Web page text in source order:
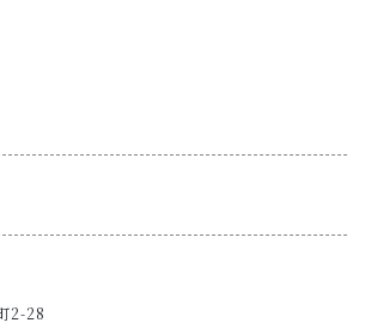
2-28